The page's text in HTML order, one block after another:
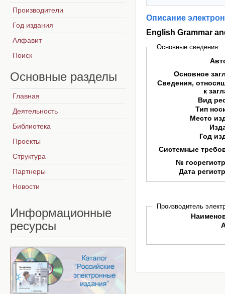
Описание
English Grammar
Основные сведения
Основное
Сведения,
к
Вид
Тип
Место
Год
Системные
№
Дата
Производитель
Производители
Год издания
Алфавит
Поиск
Основные разделы
Главная
Деятельность
Библиотека
Проекты
Структура
Партнеры
Новости
Информационные
ресурсы